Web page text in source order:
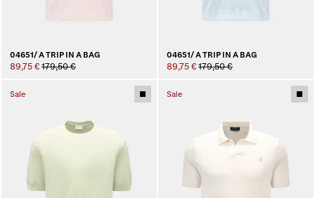
04651/ A TRIP IN A BAG
89,75 € 179,50 €
04651/ A TRIP IN A BAG
89,75 € 179,50 €
Sale Sale